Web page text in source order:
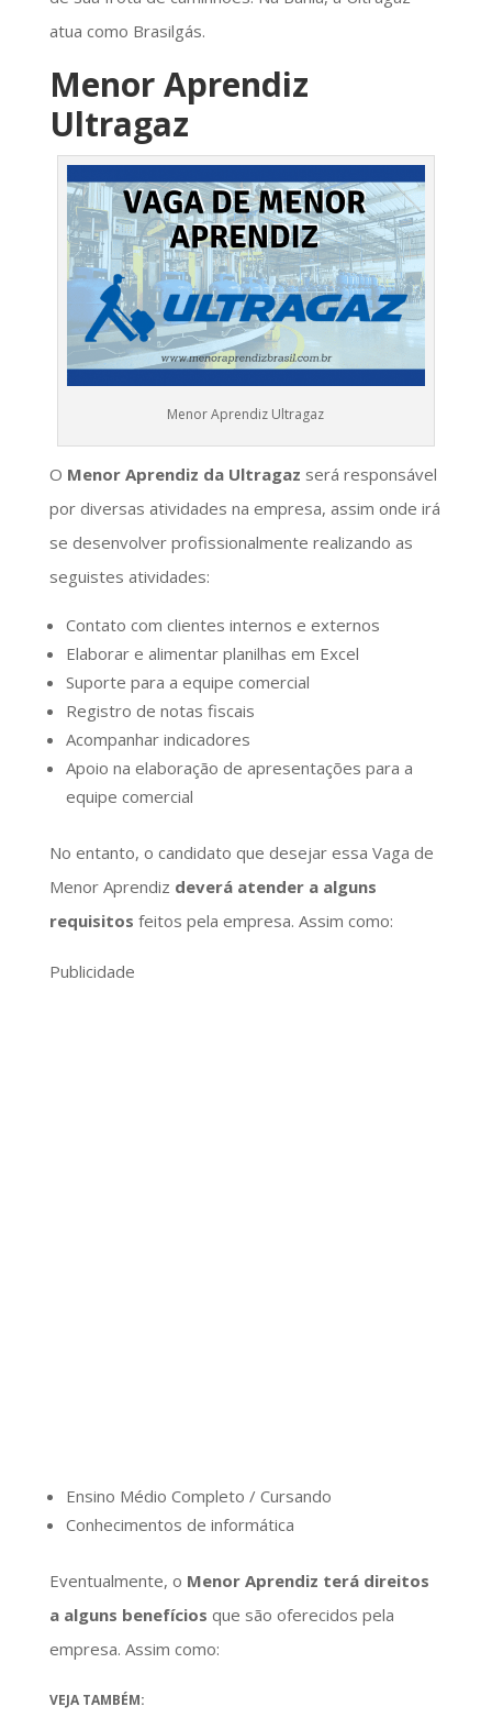
atua como Brasilgás.
Menor Aprendiz
Ultragaz
Menor Aprendiz Ultragaz
O Menor Aprendiz da Ultragaz será responsável
por diversas atividades na empresa, assim onde irá
se desenvolver profissionalmente realizando as
seguistes atividades:
Contato com clientes internos e externos
Elaborar e alimentar planilhas em Excel
Suporte para a equipe comercial
Registro de notas fiscais
Acompanhar indicadores
Apoio na elaboração de apresentações para a
equipe comercial
No entanto, o candidato que desejar essa Vaga de
Menor Aprendiz deverá atender a alguns
requisitos feitos pela empresa. Assim como:
Publicidade
Ensino Médio Completo / Cursando
Conhecimentos de informática
Eventualmente, o Menor Aprendiz terá direitos
a alguns benefícios que são oferecidos pela
empresa. Assim como:
VEJA TAMBÉM: